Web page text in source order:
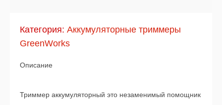
Категория: Аккумуляторные триммеры
GreenWorks
Описание
Триммер аккумуляторный это незаменимый помощник